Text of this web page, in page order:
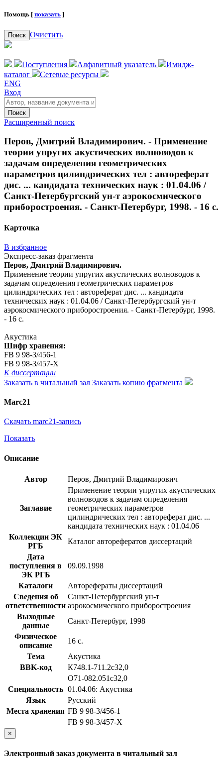
Помощь [ показать ]
Поиск Очистить
Поступления Алфавитный указатель
Имидж-
каталог
Сетевые ресурсы
ENG
Вход
Поиск
Расширенный поиск
Перов, Дмитрий Владимирович. - Применение
теории упругих акустических волноводов к
задачам определения геометрических
параметров цилиндрических тел : автореферат
дис. ... кандидата технических наук : 01.04.06 /
Санкт-Петербургский ун-т аэрокосмического
приборостроения. - Санкт-Петербург, 1998. - 16 с.
Карточка
В избранное
Экспресс-заказ фрагмента
Перов, Дмитрий Владимирович.
Применение теории упругих акустических волноводов к
задачам определения геометрических параметров
цилиндрических тел : автореферат дис. ... кандидата
технических наук : 01.04.06 / Санкт-Петербургский ун-т
аэрокосмического приборостроения. - Санкт-Петербург, 1998.
- 16 с.
Акустика
Шифр хранения:
FB 9 98-3/456-1
FB 9 98-3/457-X
К диссертации
Заказать в читальный зал Заказать копию фрагмента
Marc21
Скачать marc21-запись
Показать
Описание
Автор Перов, Дмитрий Владимирович
Заглавие
Применение теории упругих акустических
волноводов к задачам определения
геометрических параметров
цилиндрических тел : автореферат дис. ...
кандидата технических наук : 01.04.06
Коллекции ЭК
РГБ
Каталог авторефератов диссертаций
Дата
поступления в
ЭК РГБ
09.09.1998
Каталоги
Авторефераты диссертаций
Сведения об
ответственности
Санкт-Петербургский ун-т
аэрокосмического приборостроения
Выходные
данные
Санкт-Петербург, 1998
Физическое
описание
16 с.
Тема
Акустика
BBK-код
К748.1-711.2с32,0
О71-082.051с32,0
Специальность 01.04.06: Акустика
Язык
Русский
Места хранения FB 9 98-3/456-1
FB 9 98-3/457-X
×
Электронный заказ документа в читальный зал